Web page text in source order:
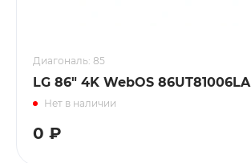
Диагональ: 85
LG 86" 4K WebOS 86UT81006LA
Нет в наличии
0 ₽